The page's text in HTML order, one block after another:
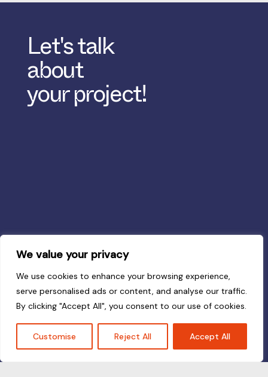
We value your privacy
We use cookies to enhance your browsing experience,
serve personalised ads or content, and analyse our traffic.
By clicking "Accept All", you consent to our use of cookies.
Customise Reject All Accept All
Let's talk
about
your project!